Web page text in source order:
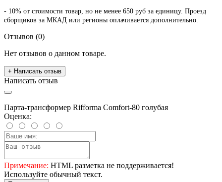
- 10% от стоимости товар, но не менее 650 руб за единицу. Проезд
сборщиков за МКАД или регионы оплачивается дополнительно.
Отзывов (0)
Нет отзывов о данном товаре.
+ Написать отзыв
Написать отзыв
Парта-трансформер Rifforma Comfort-80 голубая
Оценка:
Примечание: HTML разметка не поддерживается!
Используйте обычный текст.